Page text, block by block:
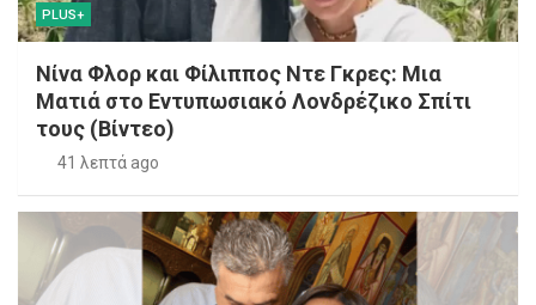
PLUS+
Νίνα Φλορ και Φίλιππος Ντε Γκρες: Μια
Ματιά στο Εντυπωσιακό Λονδρέζικο Σπίτι
τους (Βίντεο)
41 λεπτά ago